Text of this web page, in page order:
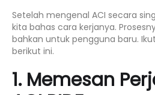
Setelah mengenal ACI secara
kita bahas cara kerjanya.
bahkan untuk pengguna baru.
berikut ini.
1. Memesan